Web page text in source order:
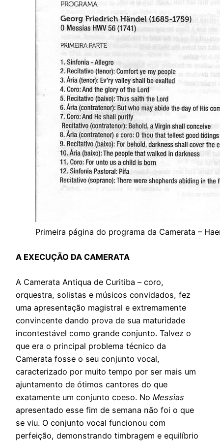
Primeira página do programa da Camerata –
A EXECUÇÃO DA CAMERATA
A Camerata Antiqua de Curitiba – coro,
orquestra, solistas e músicos convidados, fez
uma apresentação magistral e extremamente
convincente dando prova de sua maturidade
incontestável como grande conjunto. Talvez o
que era o principal problema técnico da
Camerata fosse o seu conjunto vocal,
caracterizado por muito tempo por ser mais um
ajuntamento de ótimos cantores do que
exatamente um conjunto coeso. No Messias
apresentado esse fim de semana não foi o que
se viu. O conjunto vocal funcionou com
perfeição, demonstrando timbragem e equilíbrio